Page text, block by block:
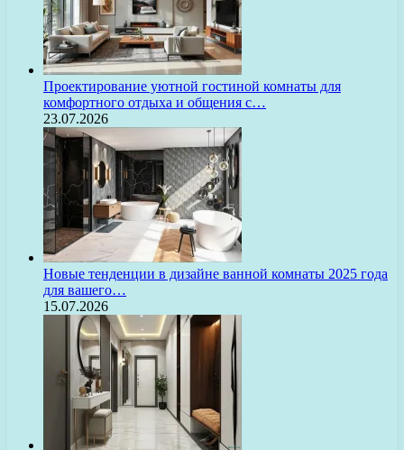
Проектирование уютной гостиной комнаты для
комфортного отдыха и общения с…
23.07.2026
Новые тенденции в дизайне ванной комнаты 2025 года
для вашего…
15.07.2026